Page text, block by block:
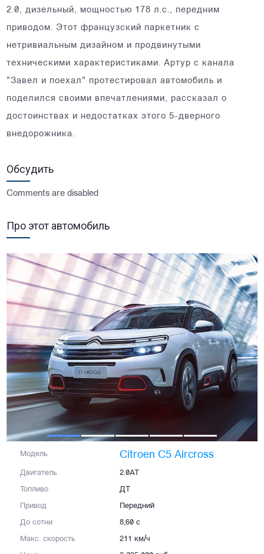
2.0, дизельный, мощностью 178 л.с., передним
приводом. Этот французский паркетник с
нетривиальным дизайном и продвинутыми
техническими характеристиками. Артур с канала
"Завел и поехал" протестировал автомобиль и
поделился своими впечатлениями, рассказал о
достоинствах и недостатках этого 5-дверного
внедорожника.
Обсудить
Comments are disabled
Про этот автомобиль
Модель Citroen C5 Aircross
Двигатель 2.0AT
Топливо ДТ
Привод Передний
До сотни 8,60 с
Макс. скорость 211 км/ч